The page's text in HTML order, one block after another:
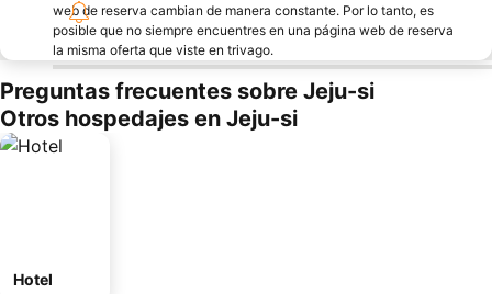
web de reserva cambian de manera constante. Por lo tanto, es
posible que no siempre encuentres en una página web de reserva
la misma oferta que viste en trivago.
Preguntas frecuentes sobre Jeju-si
Otros hospedajes en Jeju-si
Hotel